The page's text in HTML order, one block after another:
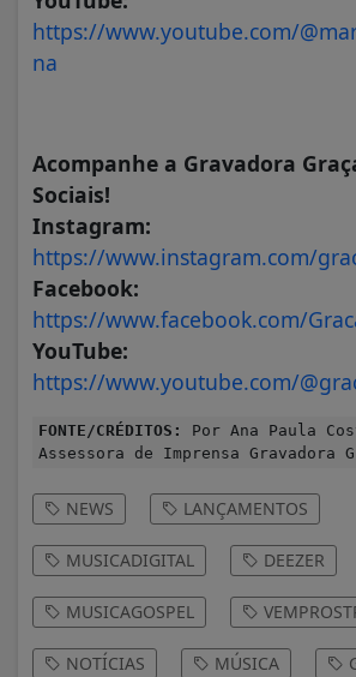
https://www.youtube.com/
na
Acompanhe a Gravadora
Sociais!
Instagram:
https://www.instagram.com/
Facebook:
https://www.facebook.com/
YouTube:
https://www.youtube.com/
FONTE/CRÉDITOS:
Por Ana Paula
Assessora de Imprensa Gravadora
NEWS LANÇAMENTOS
MUSICADIGITAL DEEZER
MUSICAGOSPEL
NOTÍCIAS MÚSICA